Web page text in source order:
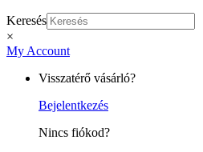
Keresés
×
My Account
Visszatérő vásárló?
Bejelentkezés
Nincs fiókod?